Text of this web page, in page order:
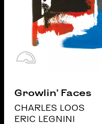
Growlin' Faces
CHARLES LOOS
ERIC LEGNINI